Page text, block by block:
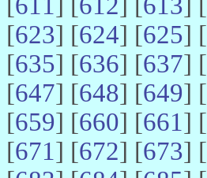
[623] [624] [625] [
[635] [636] [637] [
[647] [648] [649] [
[659] [660] [661] [
[671] [672] [673] [